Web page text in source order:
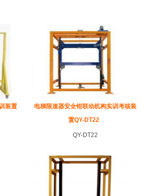
装置
电梯限速器安全钳联动机构实训考核装
置QY-DT22
QY-DT22